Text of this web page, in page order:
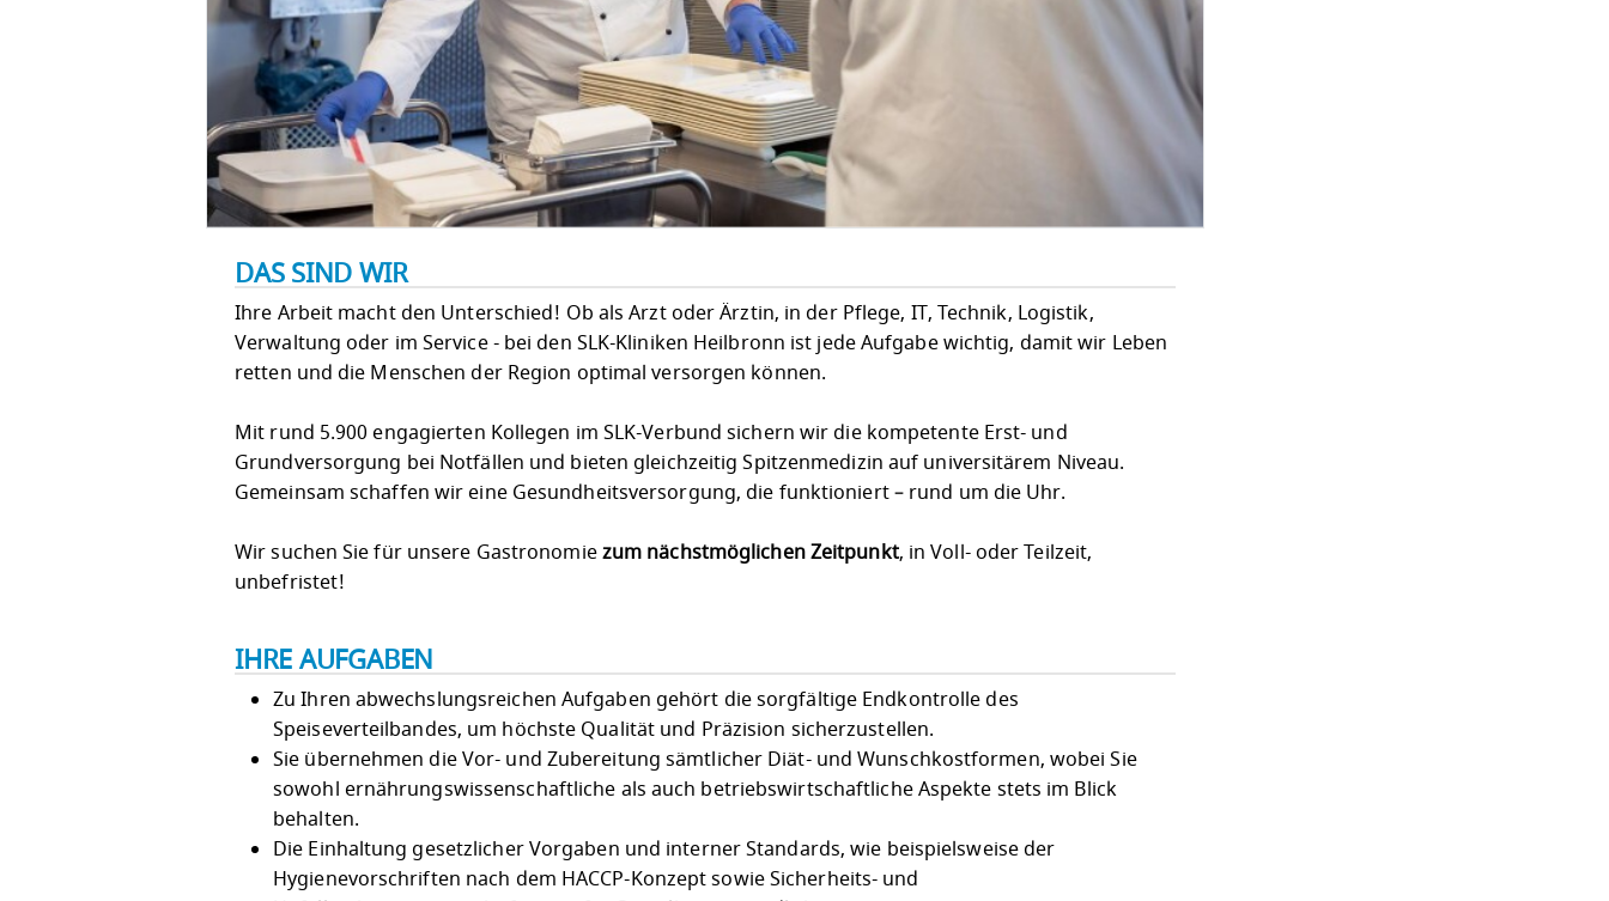
DAS SIND WIR
Ihre Arbeit macht den Unterschied! Ob als Arzt oder Ärztin, in der Pflege, IT, Technik, Logistik,
Verwaltung oder im Service - bei den SLK-Kliniken Heilbronn ist jede Aufgabe wichtig, damit wir Leben
retten und die Menschen der Region optimal versorgen können.
Mit rund 5.900 engagierten Kollegen im SLK-Verbund sichern wir die kompetente Erst- und
Grundversorgung bei Notfällen und bieten gleichzeitig Spitzenmedizin auf universitärem Niveau.
Gemeinsam schaffen wir eine Gesundheitsversorgung, die funktioniert – rund um die Uhr.
Wir suchen Sie für unsere Gastronomiezum nächstmöglichen Zeitpunkt, in Voll- oder Teilzeit,
unbefristet!
IHRE AUFGABEN
Zu Ihren abwechslungsreichen Aufgaben gehört die sorgfältige Endkontrolle des
Speiseverteilbandes, um höchste Qualität und Präzision sicherzustellen.
Sie übernehmen die Vor- und Zubereitung sämtlicher Diät- und Wunschkostformen, wobei Sie
sowohl ernährungswissenschaftliche als auch betriebswirtschaftliche Aspekte stets im Blick
behalten.
Die Einhaltung gesetzlicher Vorgaben und interner Standards, wie beispielsweise der
Hygienevorschriften nach dem HACCP-Konzept sowie Sicherheits- und